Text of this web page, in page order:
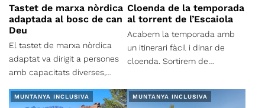
Bagà, Alp, Das i Urús) i
després anirem a dinar al
refugi Niu d'Àliga. La tornada
la farem desfent el mateix
camí de pujada.
Tastet de marxa nòrdica
adaptada al bosc de can
Deu
El tastet de marxa nòrdica
adaptat va dirigit a persones
amb capacitats diverses,
sordceguesa, amb el suport
Cloenda de la temporada
al torrent de l’Escaiola
Acabem la temporada amb
un itinerari fàcil i dinar de
cloenda. Sortirem de
l’Àngel, tot vorejant la casa per
travessar la carretera BV-1221
MUNTANYA INCLUSIVA MUNTANYA INCLUSIVA